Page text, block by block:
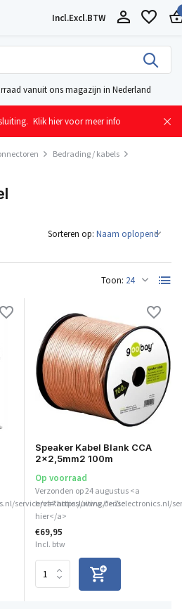
Incl.Excl.BTW
vanuit ons magazijn in Nederland
Klik hier voor meer info
Bedrading / kabels
Toon:
Sorteren op:
service/vakantiesluiting/">Zie
Speaker Kabel Blank CCA
2x2,5mm2 100m
Op voorraad
Verzonden op 24 augustus <a
href="https://www.benselectronics.nl/
hier</a>
€69,95
Incl. btw